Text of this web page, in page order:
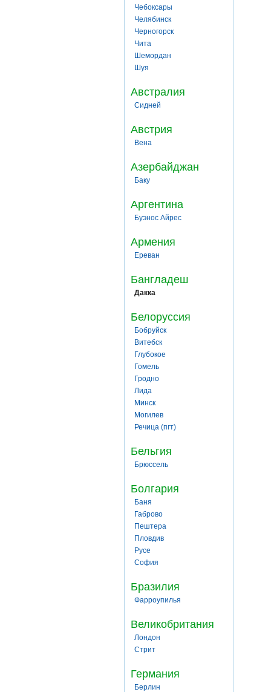
Чебоксары
Челябинск
Черногорск
Чита
Шемордан
Шуя
Австралия
Сидней
Австрия
Вена
Азербайджан
Баку
Аргентина
Буэнос Айрес
Армения
Ереван
Бангладеш
Дакка
Белоруссия
Бобруйск
Витебск
Глубокое
Гомель
Гродно
Лида
Минск
Могилев
Речица (пгт)
Бельгия
Брюссель
Болгария
Баня
Габрово
Пештера
Пловдив
Русе
София
Бразилия
Фарроупилья
Великобритания
Лондон
Стрит
Германия
Берлин